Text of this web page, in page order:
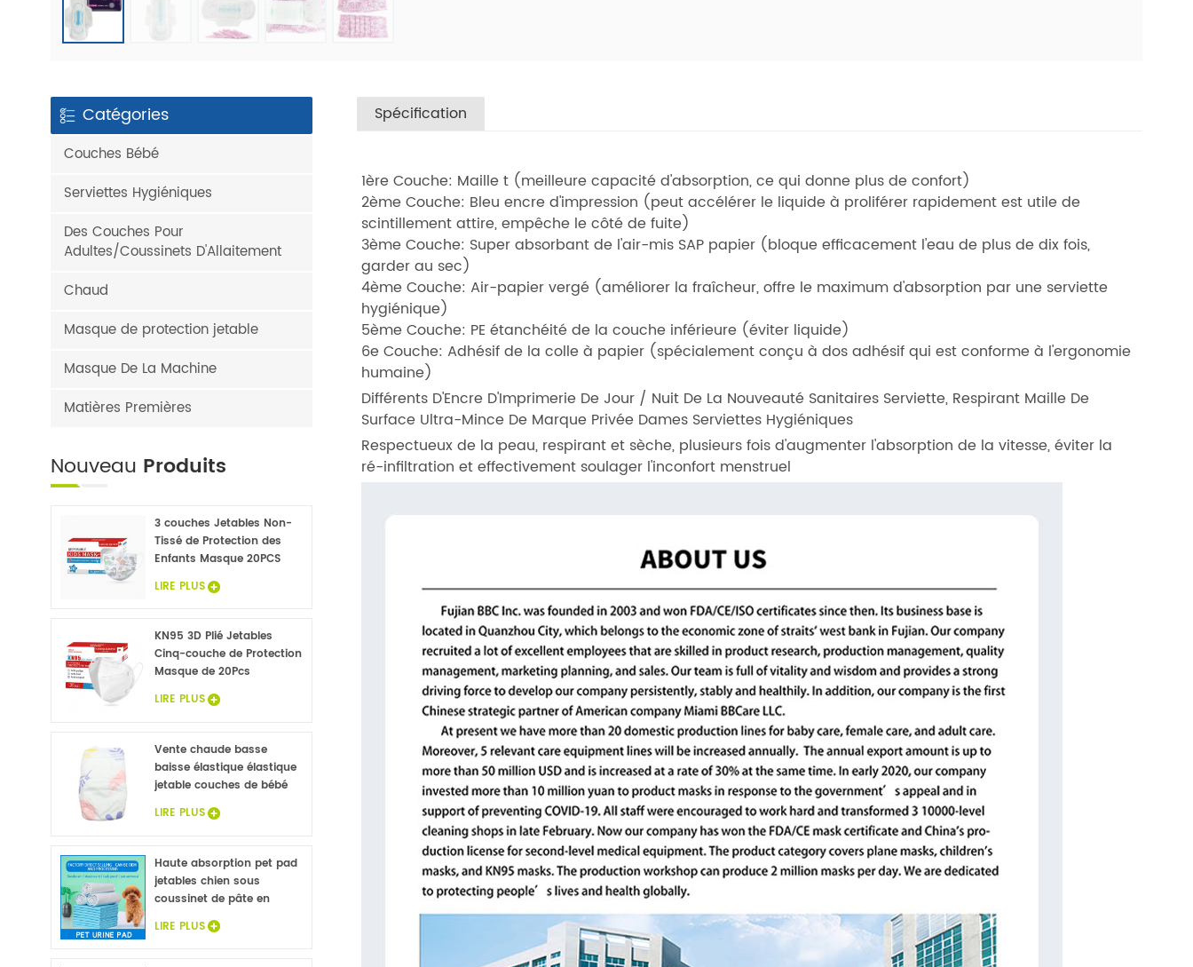
Spécification
1ère Couche: Maille t (meilleure capacité d'absorption, ce qui donne plus de confort)
2ème Couche: Bleu encre d'impression (peut accélérer le liquide à proliférer rapidement est utile de
scintillement attire, empêche le côté de fuite)
3ème Couche: Super absorbant de l'air-mis SAP papier (bloque efficacement l'eau de plus de dix fois,
garder au sec)
4ème Couche: Air-papier vergé (améliorer la fraîcheur, offre le maximum d'absorption par une serviette
hygiénique)
5ème Couche: PE étanchéité de la couche inférieure (éviter liquide)
6e Couche: Adhésif de la colle à papier (spécialement conçu à dos adhésif qui est conforme à l'ergonomie
humaine)
Différents D'Encre D'Imprimerie De Jour / Nuit De La Nouveauté Sanitaires Serviette, Respirant Maille De
Surface Ultra-Mince De Marque Privée Dames Serviettes Hygiéniques
Respectueux de la peau, respirant et sèche, plusieurs fois d'augmenter l'absorption de la vitesse, éviter la
ré-infiltration et effectivement soulager l'inconfort menstruel
Catégories
Couches Bébé
Serviettes Hygiéniques
Des Couches Pour
Adultes/Coussinets D'Allaitement
Chaud
Masque de protection jetable
Masque De La Machine
Matières Premières
Nouveau Produits
3 couches Jetables Non-
Tissé de Protection des
Enfants Masque 20PCS
LIRE PLUS
KN95 3D Plié Jetables
Cinq-couche de Protection
Masque de 20Pcs
LIRE PLUS
Vente chaude basse
baisse élastique élastique
jetable couches de bébé
LIRE PLUS
Haute absorption pet pad
jetables chien sous
coussinet de pâte en
flocons non tissé animaux
draps de lit de gros
LIRE PLUS